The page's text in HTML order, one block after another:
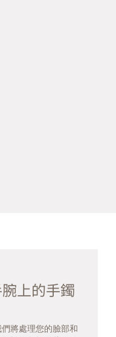
上的手鐲
將處理您的臉部和